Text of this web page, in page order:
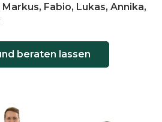
Fabio, Lukas, Annika,
beraten lassen